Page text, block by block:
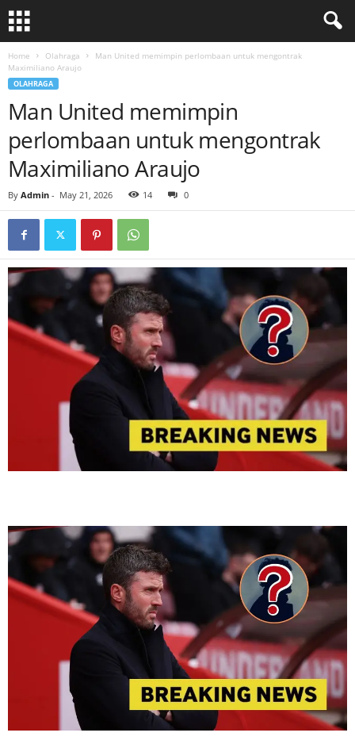
Home Olahraga
Man United memimpin perlombaan untuk mengontrak
Maximiliano Araujo
OLAHRAGA
Man United memimpin
perlombaan untuk mengontrak
Maximiliano Araujo
By Admin - May 21, 2026 14 0